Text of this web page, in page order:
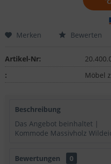
Merken Bewerten
Artikel-Nr:
:
Möbel
Beschreibung
Das Angebot beinhaltet |
Kommode Massivholz
Bewertungen
0